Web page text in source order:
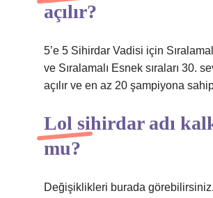
açılır?
5’e 5 Sihirdar Vadisi için
ve Sıralamalı Esnek sıraları 30.
açılır ve en az 20 şampiyona
Lol sihirdar adı
mu?
Değişiklikleri burada